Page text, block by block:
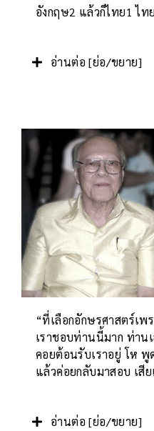
อังกฤษ2 แล้วก็ไทย1 ไท
อ่านต่อ [ย่อ/ขยาย]
“ที่เลือกอักษรศาสตร์เ
เราชอบท่านนี้มาก ท่าน
คอยต้อนรับเราอยู่ โห พู
แล้วค่อยกลับมาสอบ เสี
อ่านต่อ [ย่อ/ขยาย]